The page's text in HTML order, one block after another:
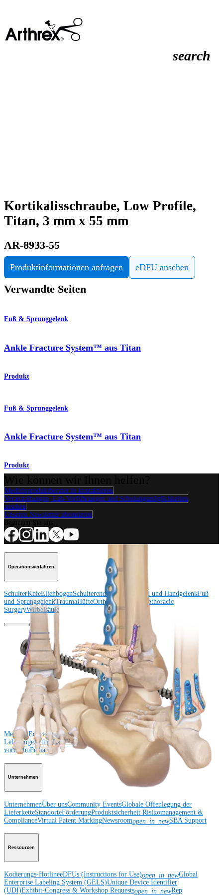
search
Kortikalisschraube, Low Profile,
Titan, 3 mm x 55 mm
AR-8933-55
Produktinformationen anfragen eDFU ansehen
Verwandte Seiten
Fuß & Sprunggelenk
Ankle Fracture System™ aus Titan
Produkt
Fuß & Sprunggelenk
Ankle Fracture System™ aus Titan
Produkt
Medizinproduktberater:in kontaktieren
Veranstaltungen, Lab-Vorführungen und Schulungsmöglichkeiten
ansehen
Unseren Newsletter abonnieren
Operationsverfahren
SchulterKnieEllenbogenSchulterendoprothetik Hand und HandgelenkFuß
und SprunggelenkTraumaHüfteOrthobiologie
Cardiothoracic
SurgeryWirbelsäule
SchulterKnieEllenbogenSchulterendoprothetikHand und Handgelenk
und SprunggelenkHüfte Orthobiologie Herz-Thoraxchirurgie
Cardiothoracic
SurgeryBildgebung & Resektion
Medical Education
Medical EducationKursbeschreibungenSchulungen &
LehrgängeArthroLab™-StandorteUnser klinisches Personal stellt sich
vorOrthoPedia
Unternehmen
UnternehmenÜber unsCommunity EventsGlobale Offenlegung der
LieferketteStandorteFörderungProduktsicherheit Risikomanagement &
ComplianceVirtual Patent MarkingNewsroomopen_in_newSBA Support
Ressourcen
Kodierungs-HotlineeDFUs (Instructions for Use)open_in_newGlobal
Enterprise Labeling System (GELS)Unique Device Identifier
(UDI)Exhibit-Congress & Workshop Requestsopen_in_newRep